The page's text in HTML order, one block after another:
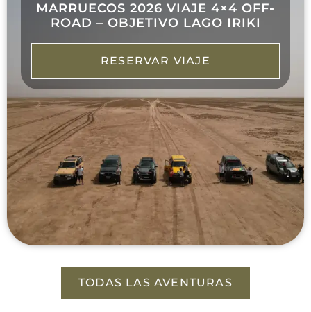
MARRUECOS 2026 VIAJE 4×4 OFF-
ROAD – OBJETIVO LAGO IRIKI
RESERVAR VIAJE
TODAS LAS AVENTURAS